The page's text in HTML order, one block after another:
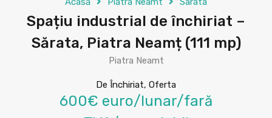
Spațiu industrial de închiriat –
Sărata, Piatra Neamț (111 mp)
Piatra Neamt
De Închiriat, Oferta
600€ euro/lunar/fară